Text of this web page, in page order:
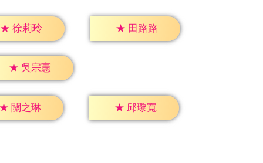
★ 徐莉玲 ★ 田路路
★ 吳宗憲
關之琳 ★ 邱瓈寬